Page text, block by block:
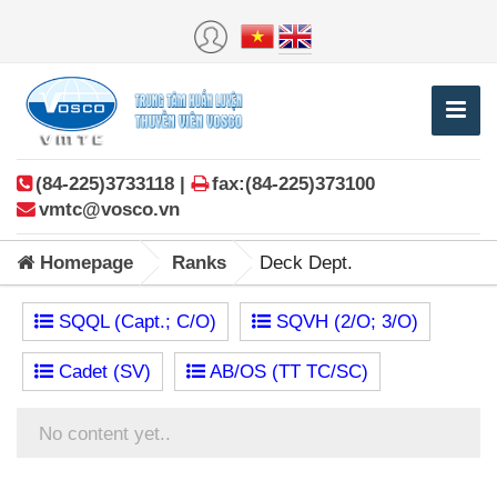
(84-225)3733118 |
fax:(84-225)373100
vmtc@vosco.vn
Homepage Ranks Deck Dept.
SQQL (Capt.; C/O) SQVH (2/O; 3/O)
Cadet (SV) AB/OS (TT TC/SC)
No content yet..